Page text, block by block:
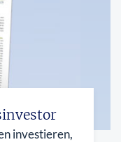
investieren,